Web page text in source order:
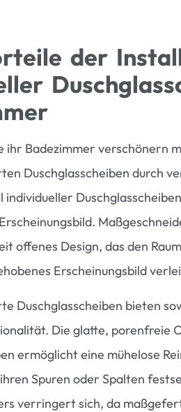
der
ihr Badezimmer verschönern
Duschglasscheiben durch
offenes Design, das den
Erscheinungsbild
Duschglasscheiben bieten
Die glatte, porenfreie
ermöglicht eine mühelose
Spuren oder Spalten
verringert sich, da